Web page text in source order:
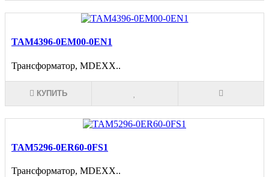
TAM4396-0EM00-0EN1
Трансформатор, MDEXX..
КУПИТЬ
TAM5296-0ER60-0FS1
Трансформатор, MDEXX..